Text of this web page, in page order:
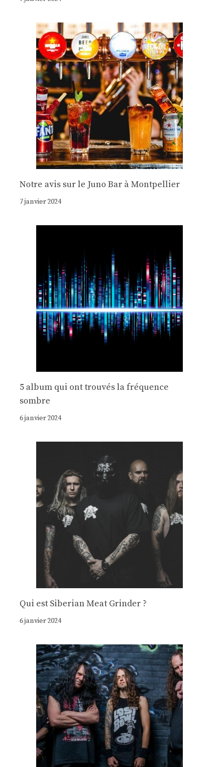
Notre avis sur le Juno Bar à Montpellier
7 janvier 2024
5 album qui ont trouvés la fréquence
sombre
6 janvier 2024
Qui est Siberian Meat Grinder ?
6 janvier 2024